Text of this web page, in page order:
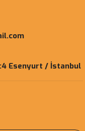
Esenyurt / İstanbul